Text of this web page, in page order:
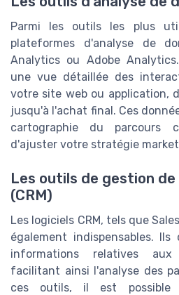
Parmi les outils les plus
plateformes d'analyse de
Analytics ou Adobe
une vue détaillée des
votre site web ou application,
jusqu'à l'achat final. Ces
cartographie du parcours
d'ajuster votre stratégie
Les outils de gestion
(CRM)
Les logiciels CRM, tels que
également indispensables.
informations relatives
facilitant ainsi l'analyse des
ces outils, il est possible